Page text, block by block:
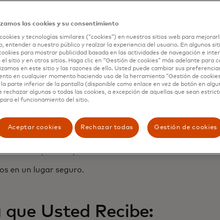
puede variar según el Emisor de la tarjeta. Para
Card usted puede comprar confiado, sabiendo que la
protegidas en caso de hurto o daño Accidental
la tienda).
la compra completa de un nuevo artículo.
en un lugar seguro.
Usted Recibe:
las cookies y su consentimiento
y tecnologías similares (“cookies”) en nuestros sitios web para
entender a nuestro público y realzar la experiencia del usuario. En algunos
para mostrar publicidad basada en las actividades de navegación e
el sitio y en otros sitios. Haga clic en “Gestión de cookies” más adelante para
en este sitio y las razones de ello. Usted puede cambiar sus
en cualquier momento haciendo uso de la herramienta “Gestión de
la parte inferior de la pantalla (disponible como enlace en vez de botón en
rechazar algunas o todas las cookies, a excepción de aquellas que sean
el funcionamiento del sitio.
Aceptar cookies Rechazar todas Gestión de cookies